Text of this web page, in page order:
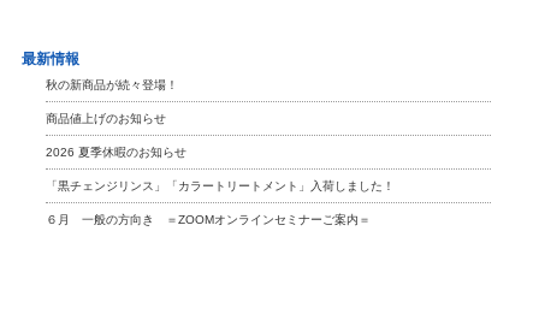
最新情報
秋の新商品が続々登場！
商品値上げのお知らせ
2026 夏季休暇のお知らせ
「黒チェンジリンス」「カラートリートメント」入荷しました！
６月 一般の方向き ＝ZOOMオンラインセミナーご案内＝